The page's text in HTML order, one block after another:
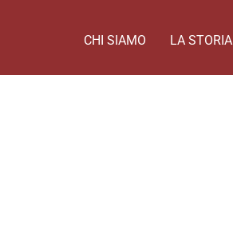
CHI SIAMO LA STORIA